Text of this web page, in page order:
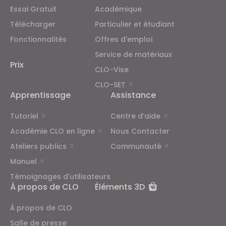
Essai Gratuit
Télécharger
Fonctionnalités
Prix
Académique
Particulier et étudiant
Offres d'emploi
Service de matériaux
CLO-Vise
CLO-SET
Apprentissage
Tutoriel
Académie CLO en ligne
Ateliers publics
Manuel
Témoignages d'utilisateurs
Assistance
Centre d’aide
Nous Contacter
Communauté
À propos de CLO
À propos de CLO
Salle de presse
Éléments 3D